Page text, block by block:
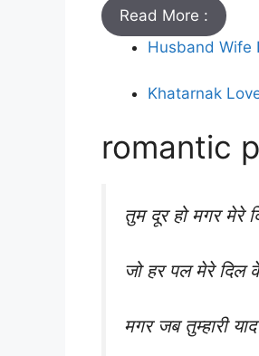
Read More :
Husband Wife
Khatarnak
romantic
तुम दूर हो मगर मेरे
जो हर पल मेरे दिल
मगर जब तुम्हारी